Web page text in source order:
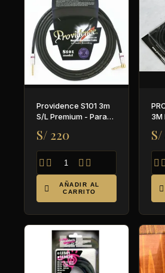
Providence S101 3m
S/L Premium - Para
S/ 220
   

AÑADIR AL
CARRITO
3M
 
